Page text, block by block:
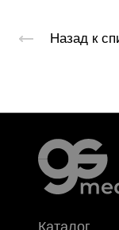
Назад к